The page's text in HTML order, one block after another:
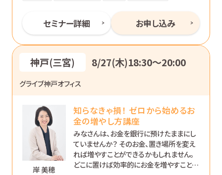
セミナー詳細 お申し込み
神戸(三宮) 8/27(木)18:30〜20:00
グライブ神戸オフィス
岸 美穂
知らなきゃ損！ ゼロから始めるお
金の増やし方講座
みなさんは、お金を銀行に預けたままにし
ていませんか？ そのお金、置き場所を変え
れば増やすことができるかもしれません。
どこに置けば効率的にお金を増やすことが